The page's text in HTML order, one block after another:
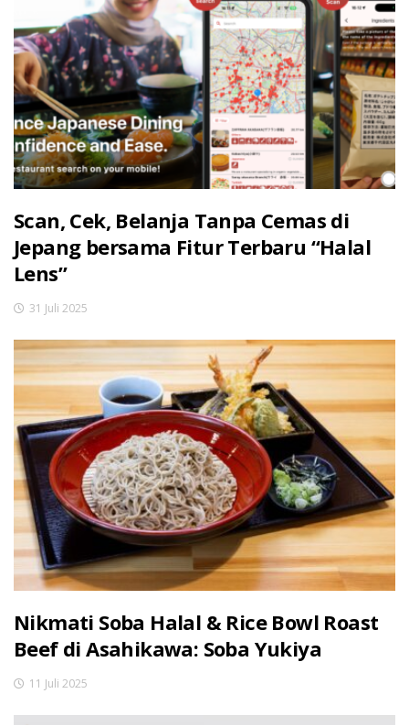
Scan, Cek, Belanja Tanpa Cemas di
Jepang bersama Fitur Terbaru “Halal
Lens”
31 Juli 2025
Nikmati Soba Halal & Rice Bowl Roast
Beef di Asahikawa: Soba Yukiya
11 Juli 2025